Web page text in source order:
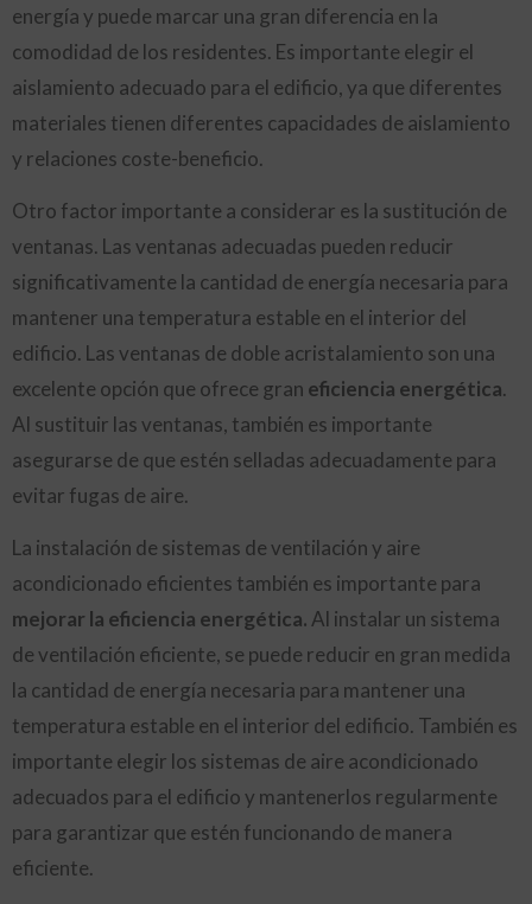
energía y puede marcar una gran diferencia en la
comodidad de los residentes. Es importante elegir el
aislamiento adecuado para el edificio, ya que diferentes
materiales tienen diferentes capacidades de aislamiento
y relaciones coste-beneficio.
Otro factor importante a considerar es la sustitución de
ventanas. Las ventanas adecuadas pueden reducir
significativamente la cantidad de energía necesaria para
mantener una temperatura estable en el interior del
edificio. Las ventanas de doble acristalamiento son una
excelente opción que ofrece gran eficiencia energética.
Al sustituir las ventanas, también es importante
asegurarse de que estén selladas adecuadamente para
evitar fugas de aire.
La instalación de sistemas de ventilación y aire
acondicionado eficientes también es importante para
mejorar la eficiencia energética.Al instalar un sistema
de ventilación eficiente, se puede reducir en gran medida
la cantidad de energía necesaria para mantener una
temperatura estable en el interior del edificio. También es
importante elegir los sistemas de aire acondicionado
adecuados para el edificio y mantenerlos regularmente
para garantizar que estén funcionando de manera
eficiente.